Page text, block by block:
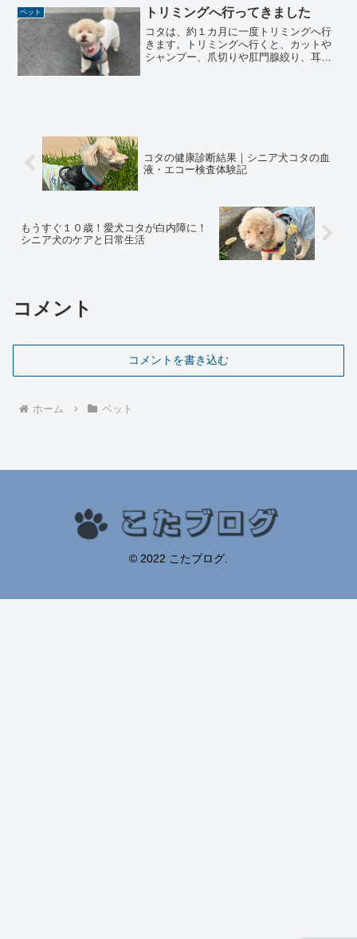
話ししようと思います。夏場の早朝の散
歩梅雨の時期は、朝７時過ぎ...
ペット トリミングへ行ってきました
コタは、約１カ月に一度トリミングへ行
きます。トリミングへ行くと、カットや
シャンプー、爪切りや肛門腺絞り、耳掃
コタの健康診断結果｜シニア犬コタの血
液・エコー検査体験記
もうすぐ１０歳！愛犬コタが白内障に！
シニア犬のケアと日常生活
コメント
コメントを書き込む
ホーム ペット
© 2022 こたブログ.